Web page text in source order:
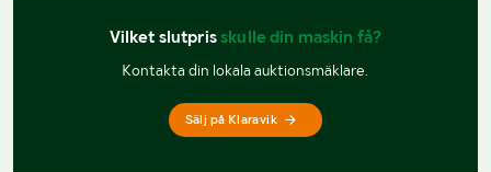
Vilket slutpris skulle din maskin få?
Kontakta din lokala auktionsmäklare.
Sälj på Klaravik